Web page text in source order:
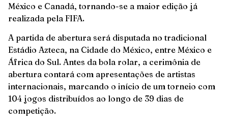
México e Canadá, tornando-se a maior edição já
realizada pela FIFA.
A partida de abertura será disputada no tradicional
Estádio Azteca, na Cidade do México, entre México e
África do Sul. Antes da bola rolar, a cerimônia de
abertura contará com apresentações de artistas
internacionais, marcando o início de um torneio com
104 jogos distribuídos ao longo de 39 dias de
competição.